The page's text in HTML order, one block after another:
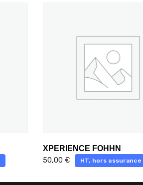
XPERIENCE FOHHN
50,00 € HT, hors assurance